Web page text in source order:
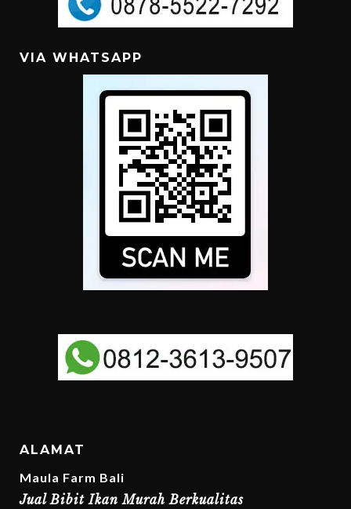
VIA WHATSAPP
ALAMAT
Maula Farm Bali
Jual Bibit Ikan Murah Berkualitas